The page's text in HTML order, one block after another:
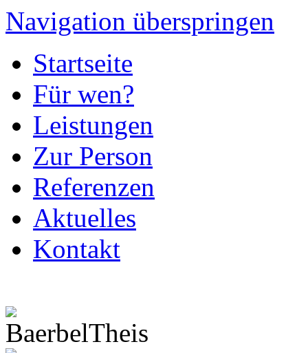
Navigation überspringen
Startseite
Für wen?
Leistungen
Zur Person
Referenzen
Aktuelles
Kontakt